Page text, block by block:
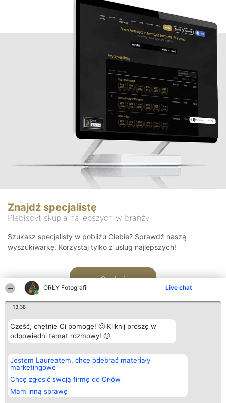
ORŁY Fotografii Live chat
13:38
Cześć, chętnie Ci pomogę! 🙂 Kliknij proszę w
odpowiedni temat rozmowy! 🙂
Jestem Laureatem, chcę odebrać materiały
marketingowe
Chcę zgłosić swoją firmę do Orłów
Mam inną sprawę
Znajdź specjalistę
Plebiscyt skupia najlepszych w branży
Szukasz specjalisty w pobliżu Ciebie? Sprawdź naszą
wyszukiwarkę. Korzystaj tylko z usług najlepszych!
Szukaj
Organizator plebiscytu
Bright Side Solutions sp. z o.
o. sp. k.
ul. Ruska 22
Wrocław 50-079
KRS 0000749100 | Regon
381313360 | NIP 8943132676
Plebiscyt
Laureaci
wszystkich
Laureatów
Regulamin
Kontakt
Kontakt